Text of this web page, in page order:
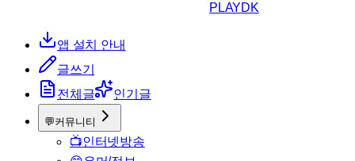
PLAYDK
앱 설치 안내
글쓰기
전체글
인기글
💬커뮤니티
📺인터넷방송